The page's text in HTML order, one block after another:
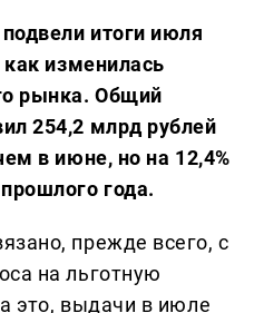
итоги июля
как изменилась
рынка. Общий
254,2 млрд рублей
в июне, но на 12,4%
года.
прежде всего, с
на льготную
это, выдачи в июле